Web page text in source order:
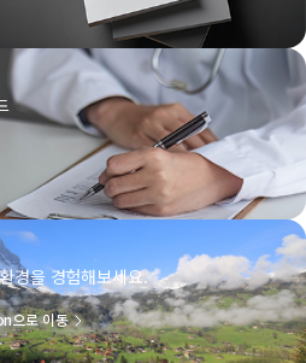
경을 경험해보세요.
으로 이동